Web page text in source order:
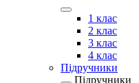
1 клас
2 клас
3 клас
4 клас
Підручники
Підручники